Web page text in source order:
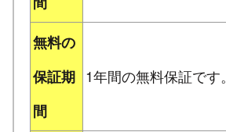
無料の
保証期
間
1年間の無料保証です。